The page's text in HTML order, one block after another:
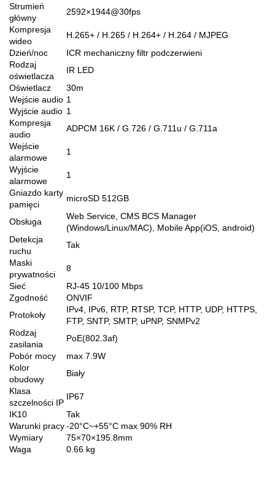
Strumień
główny
2592×1944@30fps
Kompresja
wideo
H.265+ / H.265 / H.264+ / H.264 / MJPEG
Dzień/noc
ICR mechaniczny filtr podczerwieni
Rodzaj
oświetlacza
IR LED
Oświetlacz
30m
Wejście audio 1
Wyjście audio 1
Kompresja
audio
ADPCM 16K / G.726 / G.711u / G.711a
Wejście
alarmowe
1
Wyjście
alarmowe
1
Gniazdo karty
pamięci
microSD 512GB
Obsługa
Web Service, CMS BCS Manager
(Windows/Linux/MAC), Mobile App(iOS, android)
Detekcja
ruchu
Tak
Maski
prywatności
8
Sieć
RJ-45 10/100 Mbps
Zgodność
ONVIF
Protokoły
IPv4, IPv6, RTP, RTSP, TCP, HTTP, UDP, HTTPS,
FTP, SNTP, SMTP, uPNP, SNMPv2
Rodzaj
zasilania
PoE(802.3af)
Pobór mocy
max 7.9W
Kolor
obudowy
Biały
Klasa
szczelności IP
IP67
IK10
Tak
Warunki pracy-20°C~+55°C max 90% RH
Wymiary
75×70×195.8mm
Waga
0.66 kg